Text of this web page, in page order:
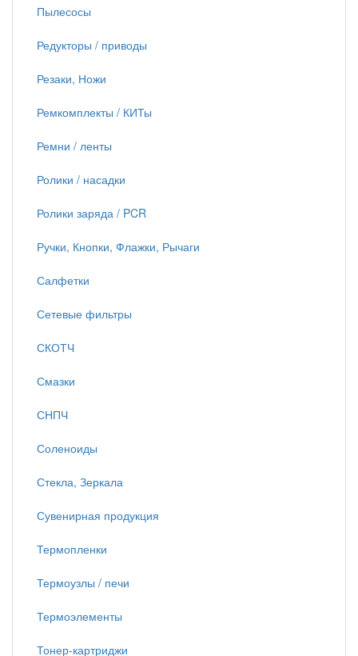
Пылесосы
Редукторы / приводы
Резаки, Ножи
Ремкомплекты / КИТы
Ремни / ленты
Ролики / насадки
Ролики заряда / PCR
Ручки, Кнопки, Флажки, Рычаги
Салфетки
Сетевые фильтры
СКОТЧ
Смазки
СНПЧ
Соленоиды
Стекла, Зеркала
Сувенирная продукция
Термопленки
Термоузлы / печи
Термоэлементы
Тонер-картриджи